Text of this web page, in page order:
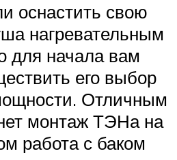
оснастить свою
нагревательным
для начала вам
его выбор
Отличным
монтаж ТЭНа на
работа с баком